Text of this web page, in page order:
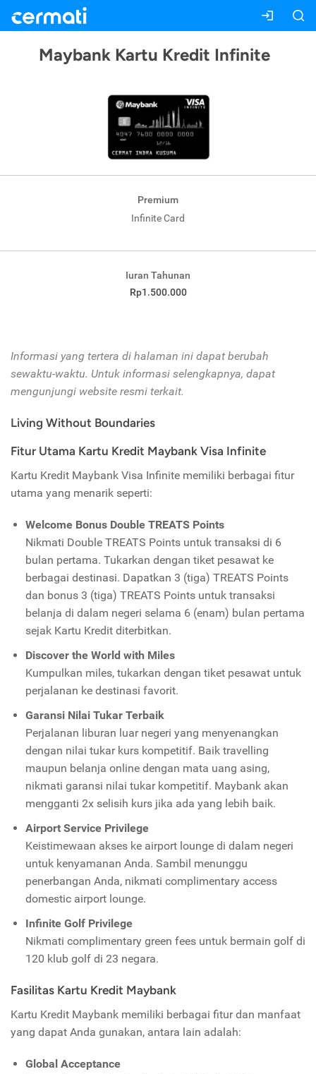
Maybank Kartu Kredit Infinite
Premium
Infinite Card
Iuran Tahunan
Rp1.500.000
Informasi yang tertera di halaman ini dapat berubah
sewaktu-waktu. Untuk informasi selengkapnya, dapat
mengunjungi website resmi terkait.
Living Without Boundaries
Fitur Utama Kartu Kredit Maybank Visa Infinite
Kartu Kredit Maybank Visa Infinite memiliki berbagai fitur
utama yang menarik seperti:
Welcome Bonus Double TREATS Points
Nikmati Double TREATS Points untuk transaksi di 6
bulan pertama. Tukarkan dengan tiket pesawat ke
berbagai destinasi. Dapatkan 3 (tiga) TREATS Points
dan bonus 3 (tiga) TREATS Points untuk transaksi
belanja di dalam negeri selama 6 (enam) bulan pertama
sejak Kartu Kredit diterbitkan.
Discover the World with Miles
Kumpulkan miles, tukarkan dengan tiket pesawat untuk
perjalanan ke destinasi favorit.
Garansi Nilai Tukar Terbaik
Perjalanan liburan luar negeri yang menyenangkan
dengan nilai tukar kurs kompetitif. Baik travelling
maupun belanja online dengan mata uang asing,
nikmati garansi nilai tukar kompetitif. Maybank akan
mengganti 2x selisih kurs jika ada yang lebih baik.
Airport Service Privilege
Keistimewaan akses ke airport lounge di dalam negeri
untuk kenyamanan Anda. Sambil menunggu
penerbangan Anda, nikmati complimentary access
domestic airport lounge.
Infinite Golf Privilege
Nikmati complimentary green fees untuk bermain golf di
120 klub golf di 23 negara.
Fasilitas Kartu Kredit Maybank
Kartu Kredit Maybank memiliki berbagai fitur dan manfaat
yang dapat Anda gunakan, antara lain adalah:
Global Acceptance